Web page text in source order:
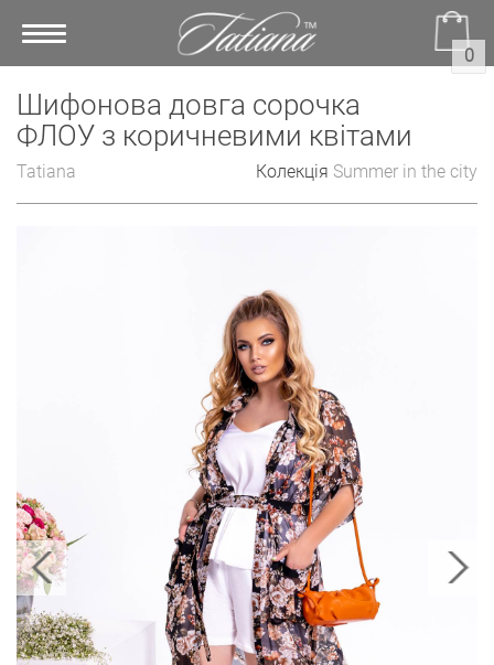
Toggle
0
Шифонова довга сорочка
ФЛОУ з коричневими квітами
Tatiana Колекція Summer in the city